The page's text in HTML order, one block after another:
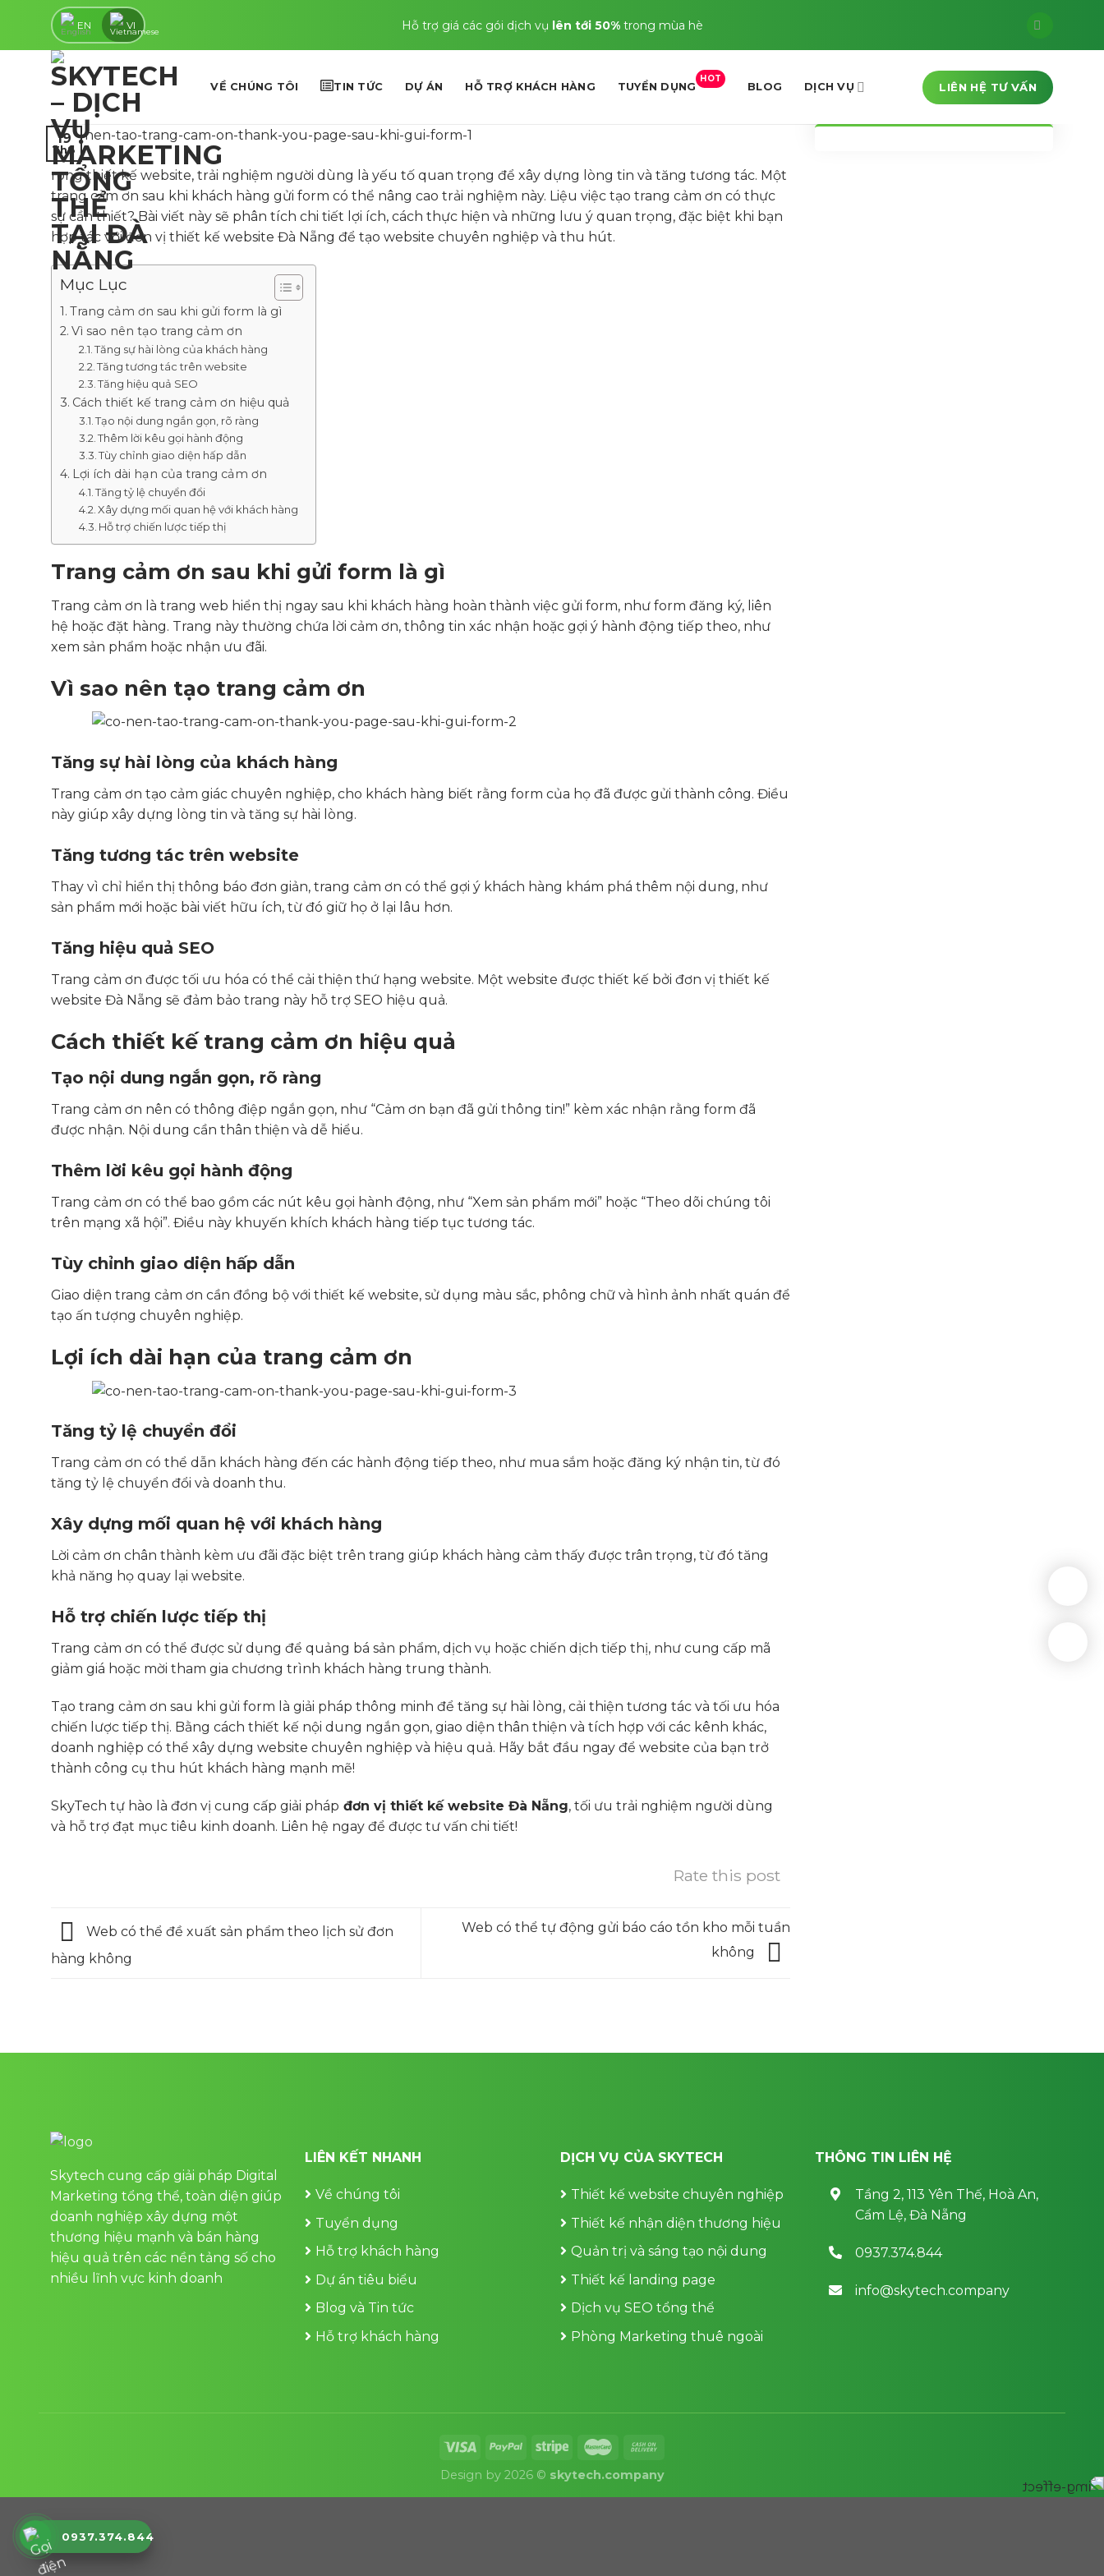
content
EN VI Hỗ trợ giá các gói dịch vụ lên tới 50%trong mùa hè
VỀ CHÚNG TÔI TIN TỨC DỰ ÁN HỖ TRỢ KHÁCH HÀNG TUYỂN DỤNG
HOT
BLOG DỊCH VỤ LIÊN HỆ TƯ VẤN
19
Th8
rong thiết kế website, trải nghiệm người dùng là yếu tố quan trọng để xây dựng lòng tin và tăng tương tác. Một
trang cảm ơn sau khi khách hàng gửi form có thể nâng cao trải nghiệm này. Liệu việc tạo trang cảm ơn có thực
sự cần thiết? Bài viết này sẽ phân tích chi tiết lợi ích, cách thực hiện và những lưu ý quan trọng, đặc biệt khi bạn
hợp tác với đơn vị thiết kế website Đà Nẵng để tạo website chuyên nghiệp và thu hút.
Mục Lục
Trang cảm ơn sau khi gửi form là gì
Vì sao nên tạo trang cảm ơn
Tăng sự hài lòng của khách hàng
Tăng tương tác trên website
Tăng hiệu quả SEO
Cách thiết kế trang cảm ơn hiệu quả
Tạo nội dung ngắn gọn, rõ ràng
Thêm lời kêu gọi hành động
Tùy chỉnh giao diện hấp dẫn
Lợi ích dài hạn của trang cảm ơn
Tăng tỷ lệ chuyển đổi
Xây dựng mối quan hệ với khách hàng
Hỗ trợ chiến lược tiếp thị
Trang cảm ơn sau khi gửi form là gì
Trang cảm ơn là trang web hiển thị ngay sau khi khách hàng hoàn thành việc gửi form, như form đăng ký, liên
hệ hoặc đặt hàng. Trang này thường chứa lời cảm ơn, thông tin xác nhận hoặc gợi ý hành động tiếp theo, như
xem sản phẩm hoặc nhận ưu đãi.
Vì sao nên tạo trang cảm ơn
Tăng sự hài lòng của khách hàng
Trang cảm ơn tạo cảm giác chuyên nghiệp, cho khách hàng biết rằng form của họ đã được gửi thành công. Điều
này giúp xây dựng lòng tin và tăng sự hài lòng.
Tăng tương tác trên website
Thay vì chỉ hiển thị thông báo đơn giản, trang cảm ơn có thể gợi ý khách hàng khám phá thêm nội dung, như
sản phẩm mới hoặc bài viết hữu ích, từ đó giữ họ ở lại lâu hơn.
Tăng hiệu quả SEO
Trang cảm ơn được tối ưu hóa có thể cải thiện thứ hạng website. Một website được thiết kế bởi đơn vị thiết kế
website Đà Nẵng sẽ đảm bảo trang này hỗ trợ SEO hiệu quả.
Cách thiết kế trang cảm ơn hiệu quả
Tạo nội dung ngắn gọn, rõ ràng
Trang cảm ơn nên có thông điệp ngắn gọn, như “Cảm ơn bạn đã gửi thông tin!” kèm xác nhận rằng form đã
được nhận. Nội dung cần thân thiện và dễ hiểu.
Thêm lời kêu gọi hành động
Trang cảm ơn có thể bao gồm các nút kêu gọi hành động, như “Xem sản phẩm mới” hoặc “Theo dõi chúng tôi
trên mạng xã hội”. Điều này khuyến khích khách hàng tiếp tục tương tác.
Tùy chỉnh giao diện hấp dẫn
Giao diện trang cảm ơn cần đồng bộ với thiết kế website, sử dụng màu sắc, phông chữ và hình ảnh nhất quán để
tạo ấn tượng chuyên nghiệp.
Lợi ích dài hạn của trang cảm ơn
Tăng tỷ lệ chuyển đổi
Trang cảm ơn có thể dẫn khách hàng đến các hành động tiếp theo, như mua sắm hoặc đăng ký nhận tin, từ đó
tăng tỷ lệ chuyển đổi và doanh thu.
Xây dựng mối quan hệ với khách hàng
Lời cảm ơn chân thành kèm ưu đãi đặc biệt trên trang giúp khách hàng cảm thấy được trân trọng, từ đó tăng
khả năng họ quay lại website.
Hỗ trợ chiến lược tiếp thị
Trang cảm ơn có thể được sử dụng để quảng bá sản phẩm, dịch vụ hoặc chiến dịch tiếp thị, như cung cấp mã
giảm giá hoặc mời tham gia chương trình khách hàng trung thành.
Tạo trang cảm ơn sau khi gửi form là giải pháp thông minh để tăng sự hài lòng, cải thiện tương tác và tối ưu hóa
chiến lược tiếp thị. Bằng cách thiết kế nội dung ngắn gọn, giao diện thân thiện và tích hợp với các kênh khác,
doanh nghiệp có thể xây dựng website chuyên nghiệp và hiệu quả. Hãy bắt đầu ngay để website của bạn trở
thành công cụ thu hút khách hàng mạnh mẽ!
SkyTech tự hào là đơn vị cung cấp giải pháp đơn vị thiết kế website Đà Nẵng, tối ưu trải nghiệm người dùng
và hỗ trợ đạt mục tiêu kinh doanh. Liên hệ ngay để được tư vấn chi tiết!
Rate this post
Web có thể đề xuất sản phẩm theo lịch sử đơn
hàng không
Web có thể tự động gửi báo cáo tồn kho mỗi tuần
không
Skytech cung cấp giải pháp Digital
Marketing tổng thể, toàn diện giúp
doanh nghiệp xây dựng một
thương hiệu mạnh và bán hàng
hiệu quả trên các nền tảng số cho
nhiều lĩnh vực kinh doanh
LIÊN KẾT NHANH
Về chúng tôi
Tuyển dụng
Hỗ trợ khách hàng
Dự án tiêu biểu
Blog và Tin tức
Hỗ trợ khách hàng
DỊCH VỤ CỦA SKYTECH
Thiết kế website chuyên nghiệp
Thiết kế nhận diện thương hiệu
Quản trị và sáng tạo nội dung
Thiết kế landing page
Dịch vụ SEO tổng thể
Phòng Marketing thuê ngoài
THÔNG TIN LIÊN HỆ
Tầng 2, 113 Yên Thế, Hoà An,
Cẩm Lệ, Đà Nẵng
0937.374.844
info@skytech.company
Design by 2026 © skytech.company
0937.374.844